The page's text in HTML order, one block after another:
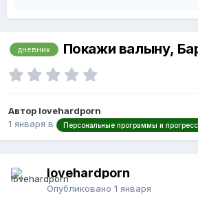
дневник Покажи валыну,
Автор lovehardporn
1 января в Персональные программы и прогресс
lovehardporn
Опубликовано 1 января